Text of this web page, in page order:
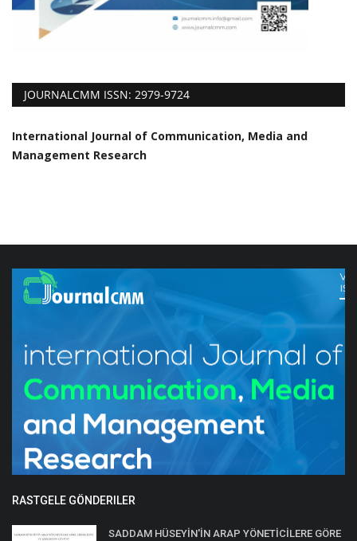
JOURNALCMM ISSN: 2979-9724
International Journal of Communication, Media and
Management Research
RASTGELE GÖNDERILER
SADDAM HÜSEYİN'İN ARAP YÖNETİCİLERE GÖRE